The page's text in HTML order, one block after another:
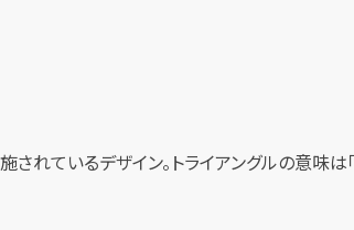
れているデザイン。トライアングルの意味